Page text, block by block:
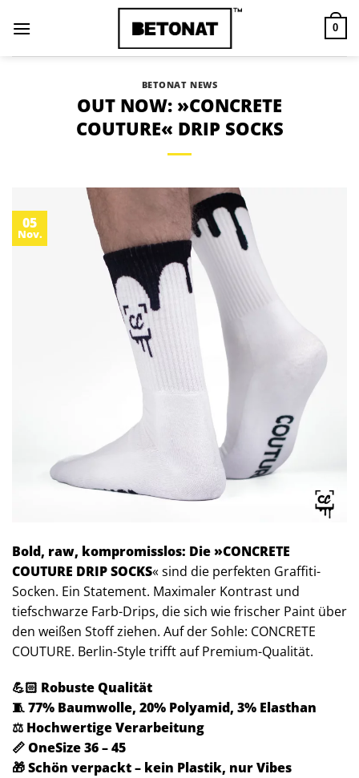
Inhalt
0
BETONAT NEWS
OUT NOW: »CONCRETE
COUTURE« DRIP SOCKS
05
Nov.
Bold, raw, kompromisslos: Die »CONCRETE
COUTURE DRIP SOCKS« sind die perfekten Graffiti-
Socken. Ein Statement. Maximaler Kontrast und
tiefschwarze Farb-Drips, die sich wie frischer Paint über
den weißen Stoff ziehen. Auf der Sohle: CONCRETE
COUTURE. Berlin-Style trifft auf Premium-Qualität.
💪🏻 Robuste Qualität
🧵 77% Baumwolle, 20% Polyamid, 3% Elasthan
⚖️ Hochwertige Verarbeitung
📏 OneSize 36 – 45
🎁 Schön verpackt – kein Plastik, nur Vibes